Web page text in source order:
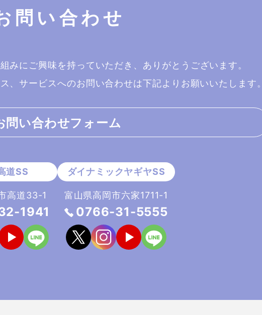
問い合わせ
みにご興味を持っていただき、ありがとうございます。
、サービスへのお問い合わせは下記よりお願いいたします。
問い合わせフォーム
高道33-1
1941
富山県高岡市六家1711-1
0766-31-5555